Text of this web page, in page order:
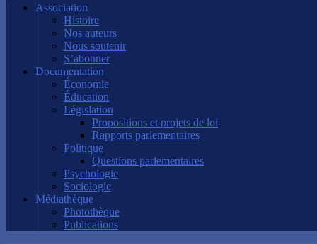
Association
Histoire
Nos auteurs
Nous soutenir
S’abonner
Documentation
Économie
Éducation
Législation
Propositions et projets de loi
Rapports parlementaires
Politique
Questions parlementaires
Psychologie
Sociologie
Médiathèque
Photothèque
Publications